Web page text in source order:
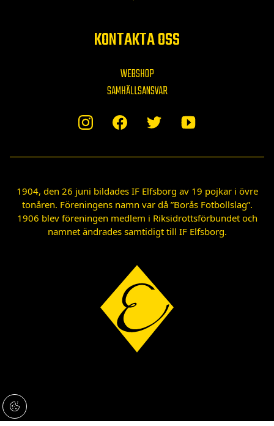
KONTAKTA OSS
WEBSHOP
SAMHÄLLSANSVAR
1904, den 26 juni bildades IF Elfsborg av 19 pojkar i övre
tonåren. Föreningens namn var då ”Borås Fotbollslag”.
1906 blev föreningen medlem i Riksidrottsförbundet och
namnet ändrades samtidigt till IF Elfsborg.
Cookie knapp